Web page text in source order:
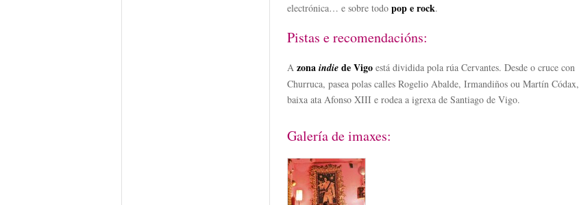
electrónica… e sobre todo pop e rock.
Pistas e recomendacións:
A zona indie de Vigo está dividida pola rúa Cervantes. Desde o cruce con
Churruca, pasea polas calles Rogelio Abalde, Irmandiños ou Martín Códax,
baixa ata Afonso XIII e rodea a igrexa de Santiago de Vigo.
Galería de imaxes: